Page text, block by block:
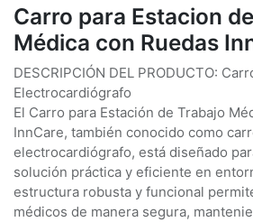
Carro para Estacion
Médica con Ruedas
DESCRIPCIÓN DEL PRODUCTO:
Electrocardiógrafo
El Carro para Estación de Trabajo
InnCare, también conocido como
electrocardiógrafo, está diseñado
solución práctica y eficiente en
estructura robusta y funcional
médicos de manera segura,